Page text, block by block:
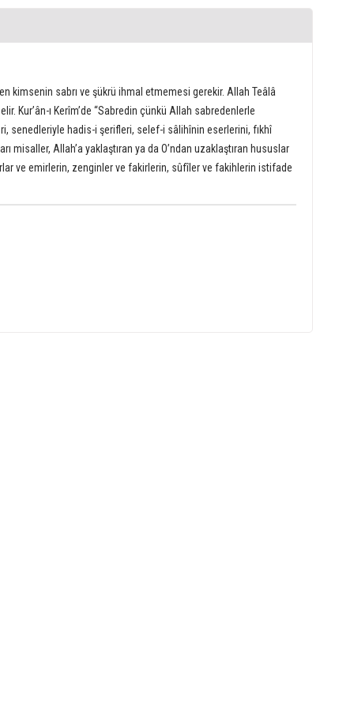
kimsenin sabrı ve şükrü ihmal etmemesi gerekir. Allah Teâlâ
Kurʼân-ı Kerîmʼde “Sabredin çünkü Allah sabredenlerle
senedleriyle hadis-i şerifleri, selef-i sâlihînin eserlerini, fıkhî
misaller, Allahʼa yaklaştıran ya da Oʼndan uzaklaştıran hususlar
ve emirlerin, zenginler ve fakirlerin, sûfîler ve fakihlerin istifade